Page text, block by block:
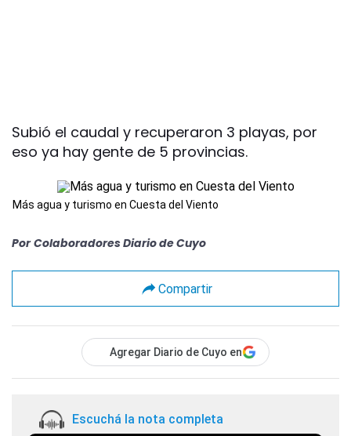
Subió el caudal y recuperaron 3 playas, por
eso ya hay gente de 5 provincias.
Más agua y turismo en Cuesta del Viento
Por Colaboradores Diario de Cuyo
Compartir
Agregar Diario de Cuyo en
Escuchá la nota completa